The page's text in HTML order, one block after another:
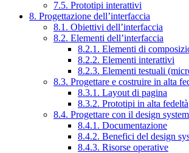
7.5. Prototipi interattivi
8. Progettazione dell’interfaccia
8.1. Obiettivi dell’interfaccia
8.2. Elementi dell’interfaccia
8.2.1. Elementi di
8.2.2. Elementi interattivi
8.2.3. Elementi testuali
8.3. Progettare e costruire in alta
8.3.1. Layout di pagina
8.3.2. Prototipi in alta fedeltà
8.4. Progettare con il design
8.4.1. Documentazione
8.4.2. Benefici del design
8.4.3. Risorse operative